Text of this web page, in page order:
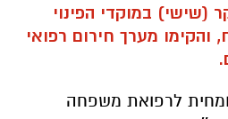
לרפואת משפחה
י״א ותושבת העיר עצמה,
שם טיפלה בהתקפי
על צפצופים באוזניים.